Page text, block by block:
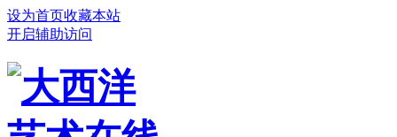
设为首页收藏本站
开启辅助访问